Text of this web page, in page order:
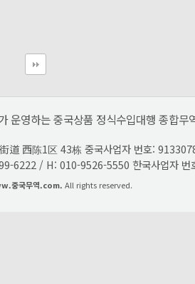
운영하는 중국상품 정식수입대행 종합무
道 西陈1区 43栋 중국사업자 번호:
6222 / H: 010-9526-5550 한국사업자
중국무역.com. All rights reserved.